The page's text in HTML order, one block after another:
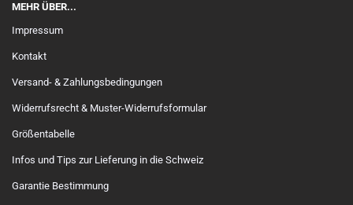
MEHR ÜBER...
Impressum
Kontakt
Versand- & Zahlungsbedingungen
Widerrufsrecht & Muster-Widerrufsformular
Größentabelle
Infos und Tips zur Lieferung in die Schweiz
Garantie Bestimmung